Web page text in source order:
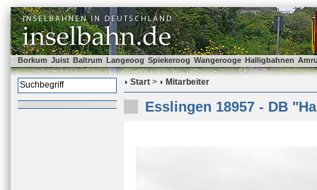
Borkum Juist Baltrum Langeoog Spiekeroog Wangerooge Halligbahnen
Start > Mitarbeiter
Esslingen 18957 - DB